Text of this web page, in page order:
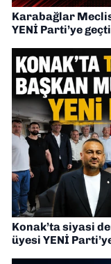
Karabağlar
YENİ Parti’ye geçti
Konak’ta siyasi
üyesi YENİ